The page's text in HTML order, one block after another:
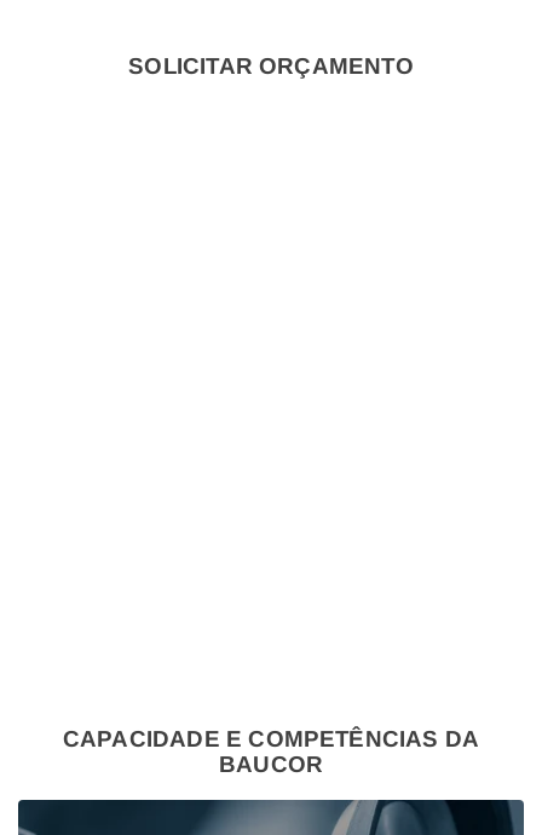
SOLICITAR ORÇAMENTO
CAPACIDADE E COMPETÊNCIAS DA
BAUCOR